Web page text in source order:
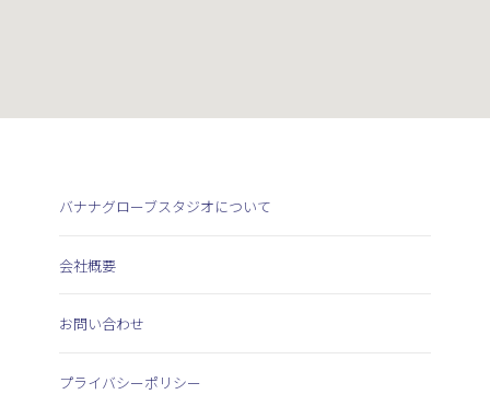
バナナグローブスタジオについて
会社概要
お問い合わせ
プライバシーポリシー